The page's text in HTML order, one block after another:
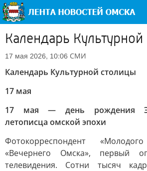
Календарь
17 мая 2026, 10:06 СМИ
Календарь Культурной столицы
17 мая
17 мая — день рождения
летописца омской эпохи
Фотокорреспондент
«Вечернего Омска», первый
телевидения. Сотни тысяч